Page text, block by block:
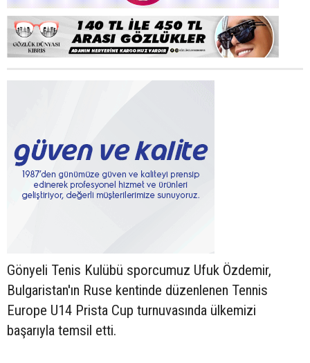
Gönyeli Tenis Kulübü sporcumuz Ufuk Özdemir,
Bulgaristan'ın Ruse kentinde düzenlenen Tennis
Europe U14 Prista Cup turnuvasında ülkemizi
başarıyla temsil etti.